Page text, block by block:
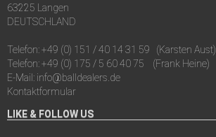
63225 Langen
DEUTSCHLAND
Telefon:+49 (0) 151 / 40 14 31 59
(Karsten Aust)
Telefon:+49 (0) 175 / 5 60 40 75
(Frank Heine)
E-Mail: info@balldealers.de
Kontaktformular
LIKE & FOLLOW US